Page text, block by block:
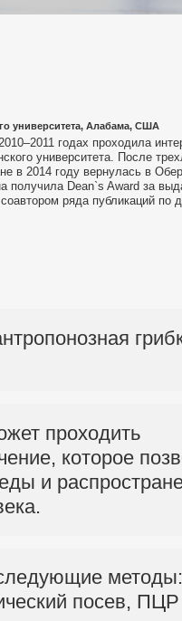
университета, Алабама, США
годах проходила
университета. После
в 2014 году вернулась в
получила Dean`s Award за
ряда публикаций по
проходить
которое
и
посев, ПЦР